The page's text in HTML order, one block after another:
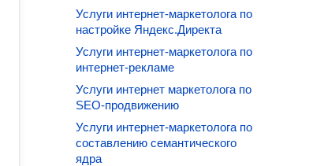
Услуги интернет-маркетолога по
настройке Яндекс.Директа
Услуги интернет-маркетолога по
интернет-рекламе
Услуги интернет маркетолога по
SEO-продвижению
Услуги интернет-маркетолога по
составлению семантического
ядра